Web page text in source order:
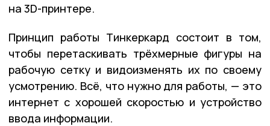
на 3D-принтере.
Принцип работы Тинкеркард состоит в том,
чтобы перетаскивать трёхмерные фигуры на
рабочую сетку и видоизменять их по своему
усмотрению. Всё, что нужно для работы, — это
интернет с хорошей скоростью и устройство
ввода информации.